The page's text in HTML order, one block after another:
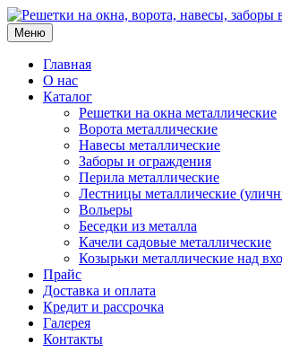
Меню
Главная
О нас
Каталог
Решетки на окна металлические
Ворота металлические
Навесы металлические
Заборы и ограждения
Перила металлические
Лестницы металлические
Вольеры
Беседки из металла
Качели садовые металлические
Козырьки металлические над
Прайс
Доставка и оплата
Кредит и рассрочка
Галерея
Контакты